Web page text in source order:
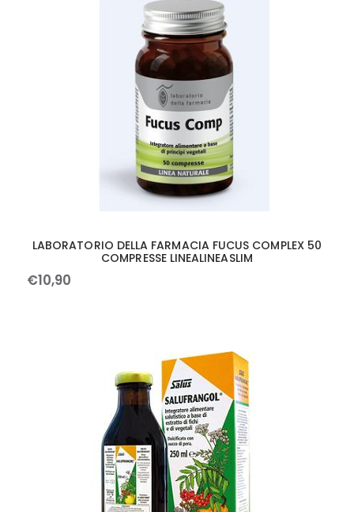
LABORATORIO DELLA FARMACIA FUCUS COMPLEX 50
COMPRESSE LINEALINEASLIM
€10,90